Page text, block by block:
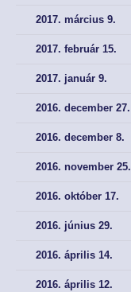
2017. március 9.
2017. február 15.
2017. január 9.
2016. december 27.
2016. december 8.
2016. november 25.
2016. október 17.
2016. június 29.
2016. április 14.
2016. április 12.